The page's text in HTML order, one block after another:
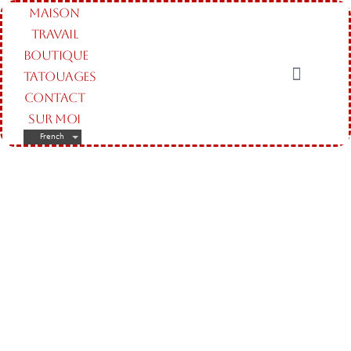
MAISON
TRAVAIL
BOUTIQUE
TATOUAGES
CONTACT
SUR MOI
French